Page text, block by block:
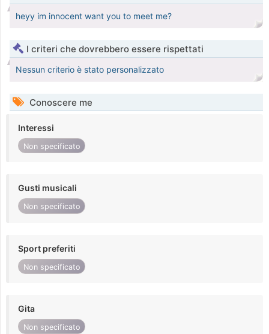
heyy im innocent want you to meet me?
I criteri che dovrebbero essere rispettati
Nessun criterio è stato personalizzato
Conoscere me
Interessi
Non specificato
Gusti musicali
Non specificato
Sport preferiti
Non specificato
Gita
Non specificato